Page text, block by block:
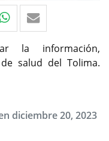
la información,
salud del Tolima.
diciembre 20, 2023